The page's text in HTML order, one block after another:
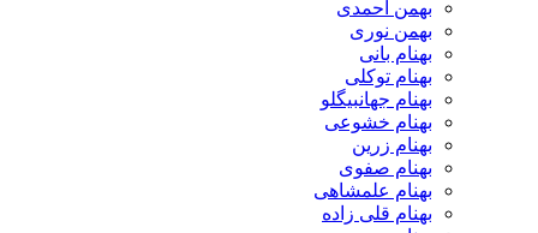
بهمن احمدی
بهمن نوری
بهنام بانی
بهنام توکلی
بهنام جهانبیگلو
بهنام خشوعی
بهنام زرین
بهنام صفوی
بهنام علمشاهی
بهنام قلی زاده